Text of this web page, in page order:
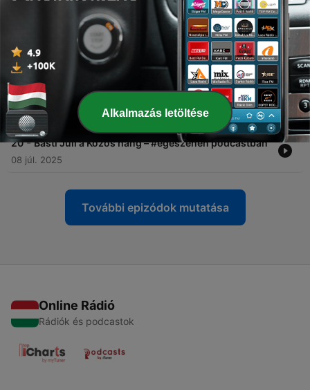
Cseke Eszter a Közös hang – #egészenén
podcastban
07 aug. 2025
21 - Dobó Kata a Közös hang – #egészenén
podcastban
07 aug. 2025
20 - Básti Juli a Közös hang – #egészenén podcastban
08 júl. 2025
További epizódok mutatása
Online Rádió
Rádiók és podcastok
Alkalmazás letöltése